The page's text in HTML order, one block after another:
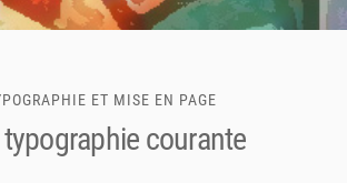
ET MISE EN PAGE
courante